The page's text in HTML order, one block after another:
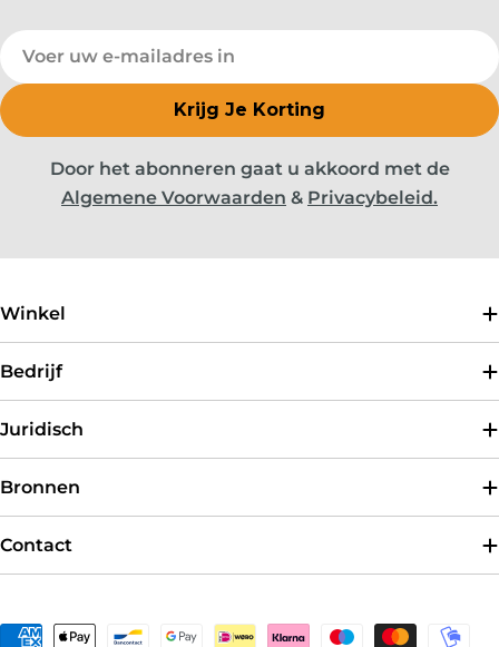
E-
mail
Krijg Je Korting
Door het abonneren gaat u akkoord met de
Algemene Voorwaarden & Privacybeleid.
Winkel
Bedrijf
Juridisch
Bronnen
Contact
Betaalmethoden